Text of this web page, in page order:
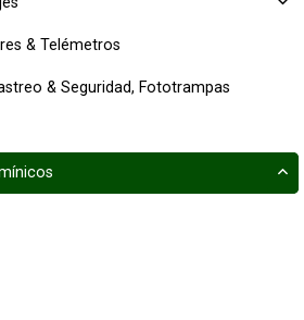
& Telémetros
& Seguridad, Fototrampas